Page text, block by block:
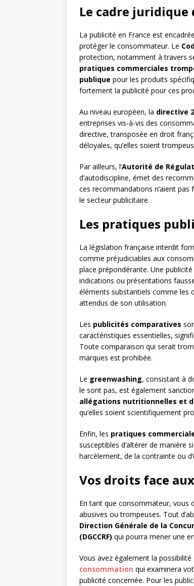
Le cadre juridique
La publicité en France est
protéger le consommateur. Le
protection, notamment à travers
pratiques commerciales
publique pour les produits
fortement la publicité pour ces
Au niveau européen, la directive
entreprises vis-à-vis des
directive, transposée en droit
déloyales, qu’elles soient
Par ailleurs, l’Autorité de
d’autodiscipline, émet des
ces recommandations n’aient
le secteur publicitaire.
Les pratiques
La législation française interdit
comme préjudiciables aux
place prépondérante. Une
indications ou présentations
éléments substantiels comme les
attendus de son utilisation.
Les publicités comparatives
caractéristiques essentielles,
Toute comparaison qui serait
marques est prohibée.
Le greenwashing, consistant à
le sont pas, est également
allégations nutritionnelles et
qu’elles soient scientifiquement
Enfin, les pratiques
susceptibles d’altérer de manière
harcèlement, de la contrainte ou
Vos droits face
En tant que consommateur, vous
abusives ou trompeuses. Tout
Direction Générale de la
(DGCCRF) qui pourra mener une
Vous avez également la possibilité
consommation qui examinera
publicité concernée. Pour les